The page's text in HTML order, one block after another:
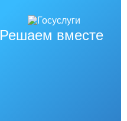
Решаем вместе